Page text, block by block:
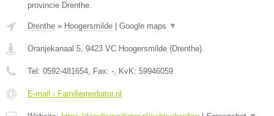
provincie Drenthe.
Drenthe » Hoogersmilde Google maps ▼
Oranjekanaal 5, 9423 VC Hoogersmilde (Drenthe)
Tel: 0592-481654, Fax: -, KvK: 59946059
E-mail › Familiemediator.nl